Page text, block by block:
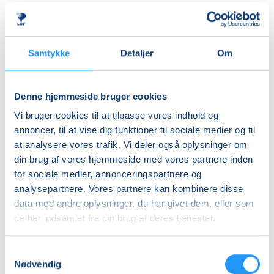
Samtykke Detaljer Om
Denne hjemmeside bruger cookies
Vi bruger cookies til at tilpasse vores indhold og
annoncer, til at vise dig funktioner til sociale medier og til
at analysere vores trafik. Vi deler også oplysninger om
din brug af vores hjemmeside med vores partnere inden
for sociale medier, annonceringspartnere og
analysepartnere. Vores partnere kan kombinere disse
data med andre oplysninger, du har givet dem, eller som
de har indsamlet fra din brug af deres tjenester.
Nødvendig
som inviterer til leg, bevægelse og nysgerrighed.
Aktiviteterne tilpasses børnenes alder og udvikling,
så alle kan være med – uanset forudsætninger.
genkendelse. De velkendte sange, lege og
føle sig hjemme, deltage aktivt og udvikle sig i sit eget
tempo.
Undervejs får I inspiration til enkle og sjove
bevægelseslege, som kan tages med hjem og skabe
hyggelige stunder i hverdagen.
Det hele foregår i en afslappet og positiv atmosfære
fyldt med glæde, nærvær og fællesskab med andre
forældre og børn. Kom og leg, syng, dans og bevæg
dig sammen med dit barn – det er sjovt, udviklende
Ledig-KBH
Ledig-FRB
DKK 932,00
DKK 912,00
Studerende-FRB
DKK 932,00
Unge (18-25 år)-KBH
DKK 912,00
Info
904261